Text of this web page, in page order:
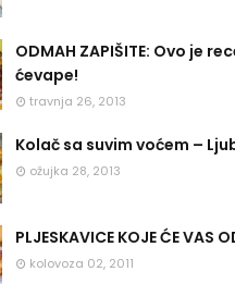
ODMAH ZAPIŠITE: Ovo je
ćevape!
travnja 26, 2013
Kolač sa suvim voćem –
ožujka 28, 2013
PLJESKAVICE KOJE ĆE VAS
kolovoza 02, 2011